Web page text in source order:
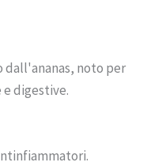
dall'ananas, noto per
digestive.